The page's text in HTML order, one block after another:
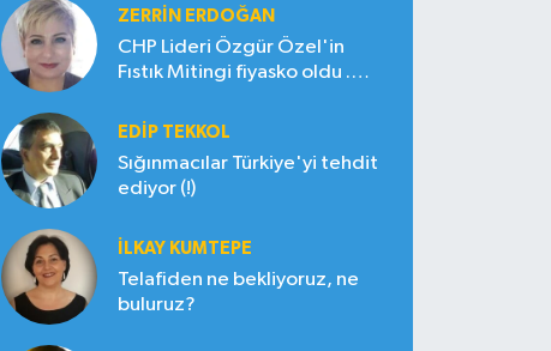
ZERRIN ERDOĞAN
CHP Lideri Özgür Özel'in
Fıstık Mitingi fiyasko oldu .
EDIP TEKKOL
Sığınmacılar Türkiye'yi tehdit
ediyor (!)
İLKAY KUMTEPE
Telafiden ne bekliyoruz, ne
buluruz?